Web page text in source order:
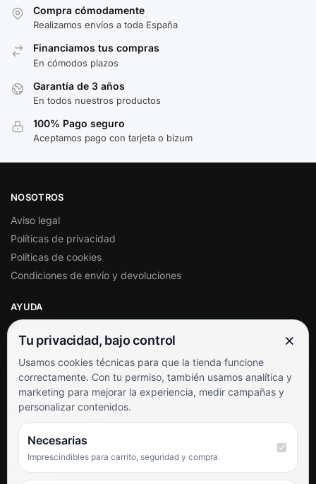
Compra cómodamente
Realizamos envíos a toda España
Financiamos tus compras
En cómodos plazos
Garantía de 3 años
En todos nuestros productos
100% Pago seguro
Aceptamos pago con tarjeta o bizum
NOSOTROS
Aviso legal
Políticas de privacidad
Políticas de cookies
Condiciones de envío y devoluciones
AYUDA
Soporte al cliente
Contacto
Términos y condiciones
Preguntas frecuentes
SÍGUENOS
Facebook
Tu privacidad, bajo control ×
Usamos cookies técnicas para que la tienda funcione
correctamente. Con tu permiso, también usamos analítica y
marketing para mejorar la experiencia, medir campañas y
personalizar contenidos.
Necesarias
Imprescindibles para carrito, seguridad y compra.